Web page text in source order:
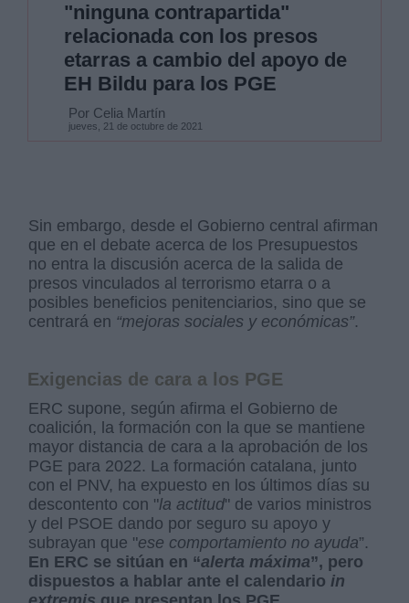
"ninguna contrapartida"
relacionada con los presos
etarras a cambio del apoyo de
EH Bildu para los PGE
Por Celia Martín
jueves, 21 de octubre de 2021
Sin embargo, desde el Gobierno central afirman
que en el debate acerca de los Presupuestos
no entra la discusión acerca de la salida de
presos vinculados al terrorismo etarra o a
posibles beneficios penitenciarios, sino que se
centrará en “mejoras sociales y económicas”.
Exigencias de cara a los PGE
ERC supone, según afirma el Gobierno de
coalición, la formación con la que se mantiene
mayor distancia de cara a la aprobación de los
PGE para 2022. La formación catalana, junto
con el PNV, ha expuesto en los últimos días su
descontento con "la actitud" de varios ministros
y del PSOE dando por seguro su apoyo y
subrayan que "ese comportamiento no ayuda”.
En ERC se sitúan en “alerta máxima”, pero
dispuestos a hablar ante el calendarioin